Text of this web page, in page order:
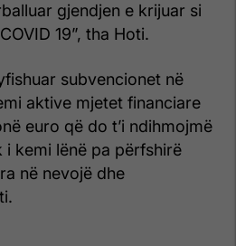
gjendjen e krijuar si
19”, tha Hoti.
subvencionet në
aktive mjetet financiare
euro që do t’i ndihmojmë
i kemi lënë pa përfshirë
në nevojë dhe